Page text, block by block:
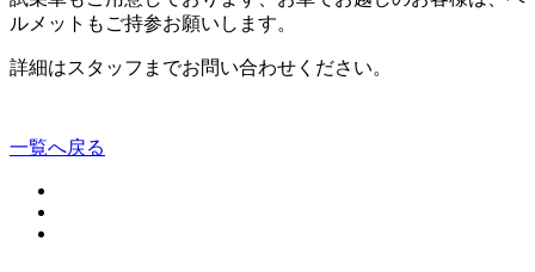
ルメットもご持参お願いします。
詳細はスタッフまでお問い合わせください。
一覧へ戻る